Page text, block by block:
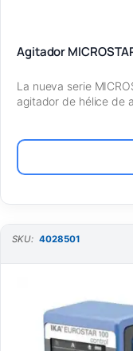
Agitador
La nueva serie
agitador de hélice de
SKU: 4028501